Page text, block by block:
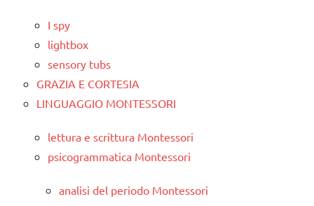
I spy
lightbox
sensory tubs
GRAZIA E CORTESIA
LINGUAGGIO MONTESSORI
lettura e scrittura Montessori
psicogrammatica Montessori
analisi del periodo Montessori